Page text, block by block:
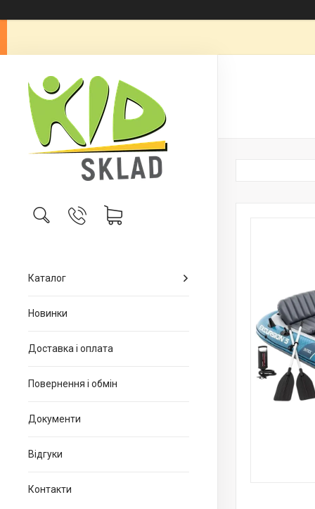
Каталог
Новинки
Доставка і оплата
Повернення і обмін
Документи
Відгуки
Контакти